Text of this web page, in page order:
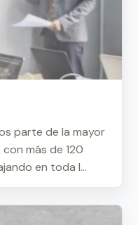
parte de la mayor
más de 120
en toda l...